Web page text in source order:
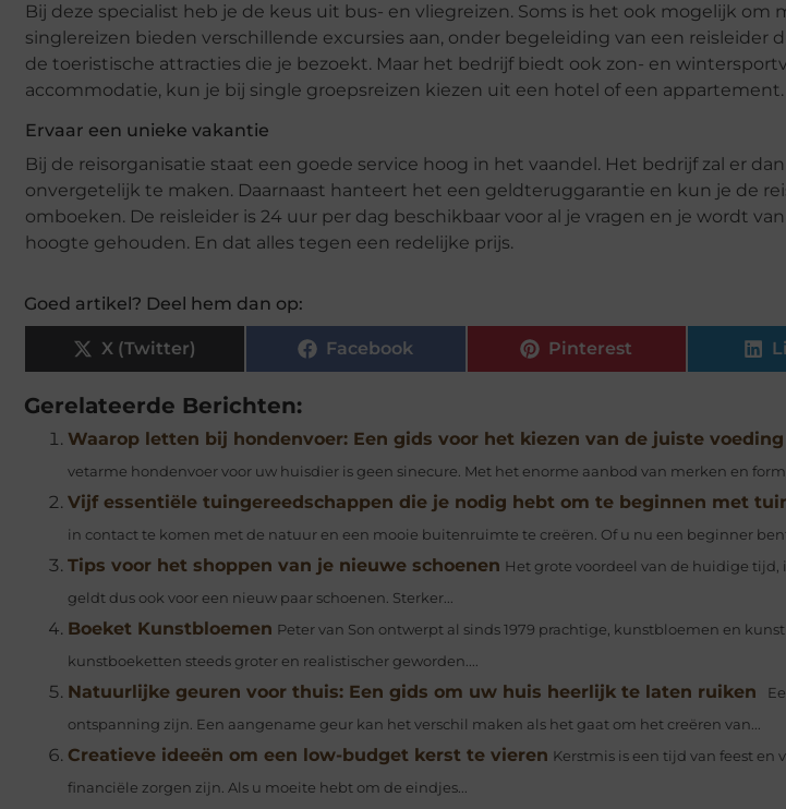
Bij deze specialist heb je de keus uit bus- en vliegreizen. Soms is het ook mogelijk om
singlereizen bieden verschillende excursies aan, onder begeleiding van een reisleider
de toeristische attracties die je bezoekt. Maar het bedrijf biedt ook zon- en
accommodatie, kun je bij single groepsreizen kiezen uit een hotel of een appartement.
Ervaar een unieke vakantie
Bij de reisorganisatie staat een goede service hoog in het vaandel. Het bedrijf zal er
onvergetelijk te maken. Daarnaast hanteert het een geldteruggarantie en kun je de
omboeken. De reisleider is 24 uur per dag beschikbaar voor al je vragen en je wordt
hoogte gehouden. En dat alles tegen een redelijke prijs.
Goed artikel? Deel hem dan op:
X (Twitter) Facebook Pinterest
Gerelateerde Berichten:
Waarop letten bij hondenvoer: Een gids voor het kiezen van de juiste
vetarme hondenvoer voor uw huisdier is geen sinecure. Met het enorme aanbod van merken en
Vijf essentiële tuingereedschappen die je nodig hebt om te beginnen met
in contact te komen met de natuur en een mooie buitenruimte te creëren. Of u nu een beginner
Tips voor het shoppen van je nieuwe schoenen Het grote voordeel van de huidige
geldt dus ook voor een nieuw paar schoenen. Sterker...
Boeket Kunstbloemen Peter van Son ontwerpt al sinds 1979 prachtige, kunstbloemen en
kunstboeketten steeds groter en realistischer geworden....
Natuurlijke geuren voor thuis: Een gids om uw huis heerlijk te laten ruiken
ontspanning zijn. Een aangename geur kan het verschil maken als het gaat om het creëren van...
Creatieve ideeën om een low-budget kerst te vieren Kerstmis is een tijd van feest en
financiële zorgen zijn. Als u moeite hebt om de eindjes...